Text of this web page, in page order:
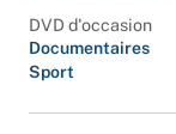
DVD d'occasion
Documentaires
Sport